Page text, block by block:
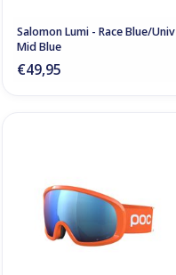
Salomon Lumi - Race Blue/Univ
Mid Blue
€49,95